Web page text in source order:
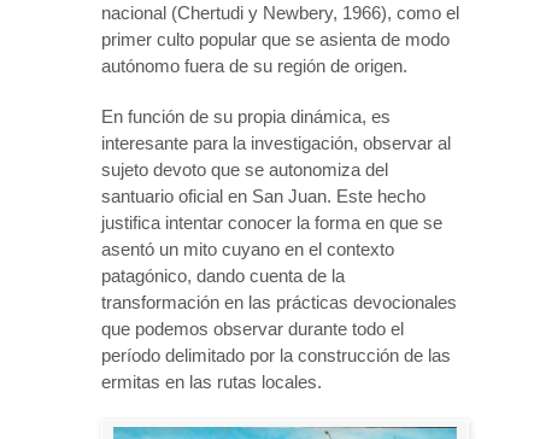
nacional (Chertudi y Newbery, 1966), como el
primer culto popular que se asienta de modo
autónomo fuera de su región de origen.
En función de su propia dinámica, es
interesante para la investigación, observar al
sujeto devoto que se autonomiza del
santuario oficial en San Juan. Este hecho
justifica intentar conocer la forma en que se
asentó un mito cuyano en el contexto
patagónico, dando cuenta de la
transformación en las prácticas devocionales
que podemos observar durante todo el
período delimitado por la construcción de las
ermitas en las rutas locales.